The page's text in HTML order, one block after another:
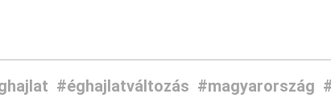
#éghajlatváltozás #magyarország